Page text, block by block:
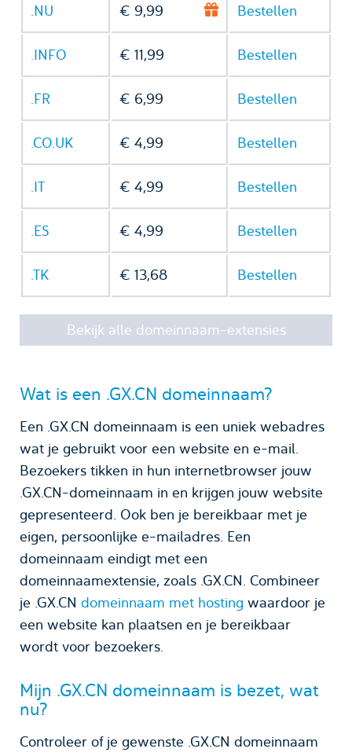
.NU € 9,99 Bestellen
.INFO € 11,99 Bestellen
.FR € 6,99 Bestellen
.CO.UK € 4,99 Bestellen
.IT € 4,99 Bestellen
.ES € 4,99 Bestellen
.TK € 13,68 Bestellen
Bekijk alle domeinnaam-extensies
Wat is een .GX.CN domeinnaam?
Een .GX.CN domeinnaam is een uniek webadres
wat je gebruikt voor een website en e-mail.
Bezoekers tikken in hun internetbrowser jouw
.GX.CN-domeinnaam in en krijgen jouw website
gepresenteerd. Ook ben je bereikbaar met je
eigen, persoonlijke e-mailadres. Een
domeinnaam eindigt met een
domeinnaamextensie, zoals .GX.CN. Combineer
je .GX.CN domeinnaam met hosting waardoor je
een website kan plaatsen en je bereikbaar
wordt voor bezoekers.
Mijn .GX.CN domeinnaam is bezet, wat
nu?
Controleer of je gewenste .GX.CN domeinnaam